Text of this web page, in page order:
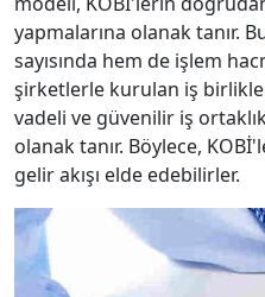
yapmalarına olanak tanır.
sayısında hem de işlem
şirketlerle kurulan iş
vadeli ve güvenilir iş
olanak tanır. Böylece,
gelir akışı elde edebilirler.